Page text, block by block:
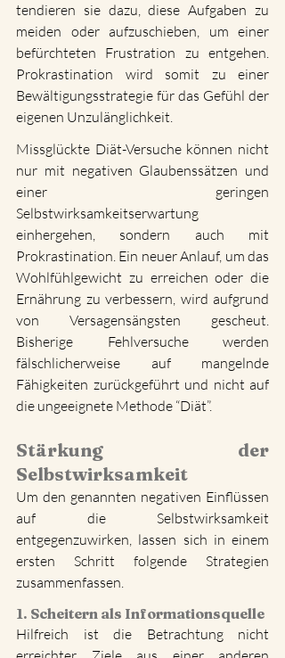
tendieren sie dazu, diese Aufgaben zu
meiden oder aufzuschieben, um einer
befürchteten Frustration zu entgehen.
Prokrastination wird somit zu einer
Bewältigungsstrategie für das Gefühl der
eigenen Unzulänglichkeit.
Missglückte Diät-Versuche können nicht
nur mit negativen Glaubenssätzen und
einer geringen
Selbstwirksamkeitserwartung
einhergehen, sondern auch mit
Prokrastination. Ein neuer Anlauf, um das
Wohlfühlgewicht zu erreichen oder die
Ernährung zu verbessern, wird aufgrund
von Versagensängsten gescheut.
Bisherige Fehlversuche werden
fälschlicherweise auf mangelnde
Fähigkeiten zurückgeführt und nicht auf
die ungeeignete Methode “Diät”.
Stärkung der
Selbstwirksamkeit
Um den genannten negativen Einflüssen
auf die Selbstwirksamkeit
entgegenzuwirken, lassen sich in einem
ersten Schritt folgende Strategien
zusammenfassen.
1. Scheitern als Informationsquelle
Hilfreich ist die Betrachtung nicht